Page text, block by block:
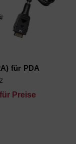
für PDA
Preise